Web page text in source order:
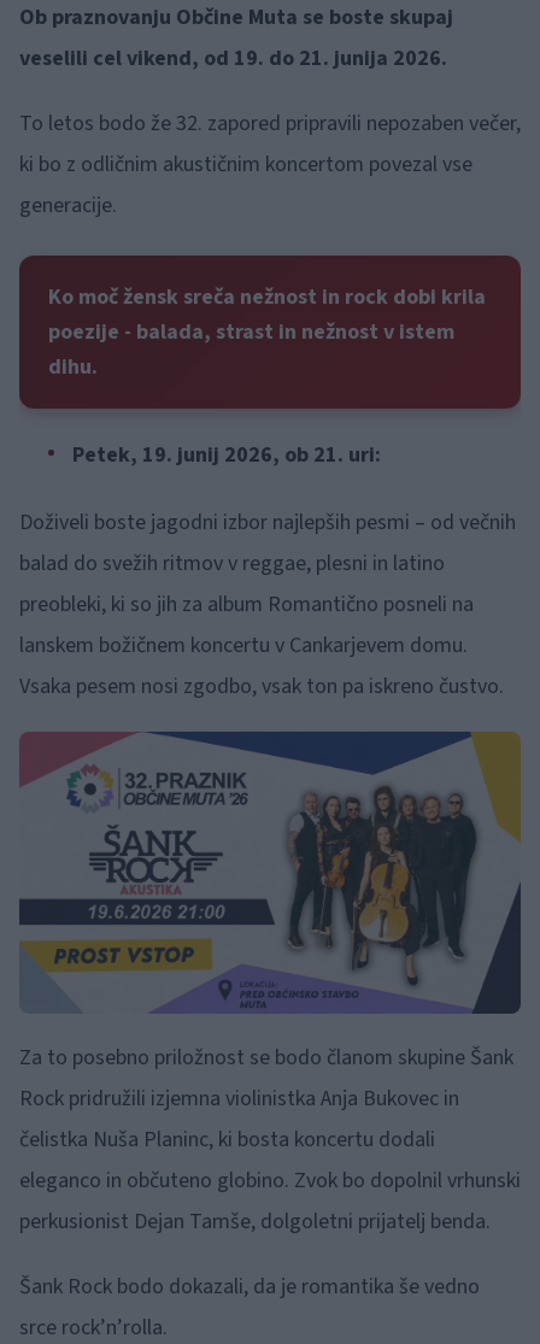
Ob praznovanju Občine Muta se boste skupaj
veselili cel vikend, od 19. do 21. junija 2026.
To letos bodo že 32. zapored pripravili nepozaben večer,
ki bo z odličnim akustičnim koncertom povezal vse
generacije.
Ko moč žensk sreča nežnost in rock dobi krila
poezije - balada, strast in nežnost v istem
dihu.
Petek, 19. junij 2026, ob 21. uri:
Doživeli boste jagodni izbor najlepših pesmi – od večnih
balad do svežih ritmov v reggae, plesni in latino
preobleki, ki so jih za album Romantično posneli na
lanskem božičnem koncertu v Cankarjevem domu.
Vsaka pesem nosi zgodbo, vsak ton pa iskreno čustvo.
Za to posebno priložnost se bodo članom skupine Šank
Rock pridružili izjemna violinistka Anja Bukovec in
čelistka Nuša Planinc, ki bosta koncertu dodali
eleganco in občuteno globino. Zvok bo dopolnil vrhunski
perkusionist Dejan Tamše, dolgoletni prijatelj benda.
Šank Rock bodo dokazali, da je romantika še vedno
srce rock’n’rolla.